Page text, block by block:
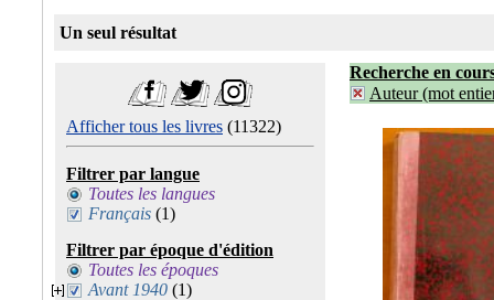
Un seul résultat
Afficher tous les livres (11322)
Filtrer par langue
Toutes les langues
Français (1)
Filtrer par époque d'édition
Toutes les époques
Avant 1940 (1)
Recherche en
Auteur (mot